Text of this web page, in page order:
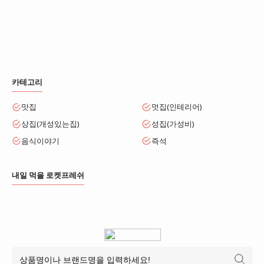
카테고리
맛집
멋집(인테리어)
상집(개성있는집)
성집(가성비)
음식이야기
즉석
내일 먹을 로켓프레쉬